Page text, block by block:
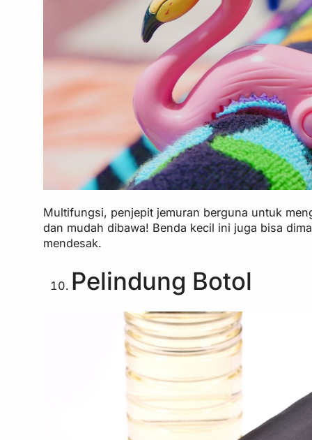
Multifungsi, penjepit jemuran berguna untuk
dan mudah dibawa! Benda kecil ini juga bisa
mendesak.
Pelindung Botol